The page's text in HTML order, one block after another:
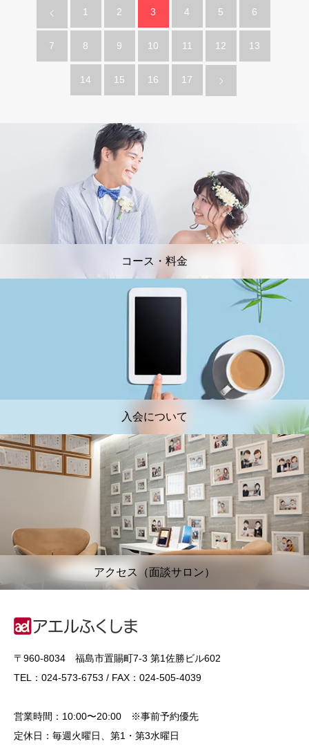
1 2 3 4 5 6
7 8 9 10 11 12 13
14 15 16 17
コース・料金
入会について
アクセス（面談サロン）
〒960-8034 福島市置賜町7-3 第1佐勝ビル602
TEL：024-573-6753 / FAX：024-505-4039
営業時間：10:00〜20:00 ※事前予約優先
定休日：毎週火曜日、第1・第3水曜日